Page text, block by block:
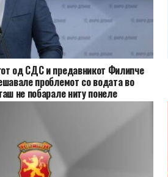
од СДС и предавникот Филипче
проблемот со водата во
не побарале ниту понеле